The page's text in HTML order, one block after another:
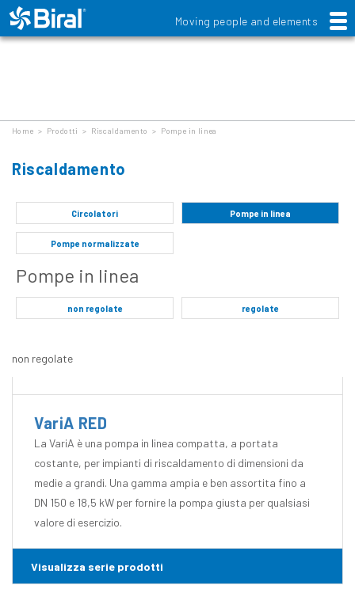
Moving people and elements
Home > Prodotti > Riscaldamento > Pompe in linea
Riscaldamento
Circolatori Pompe in linea
Pompe normalizzate
Pompe in linea
non regolate regolate
non regolate
VariA RED
La VariA è una pompa in linea compatta, a portata
costante, per impianti di riscaldamento di dimensioni da
medie a grandi. Una gamma ampia e ben assortita fino a
DN 150 e 18,5 kW per fornire la pompa giusta per qualsiasi
valore di esercizio.
Visualizza serie prodotti